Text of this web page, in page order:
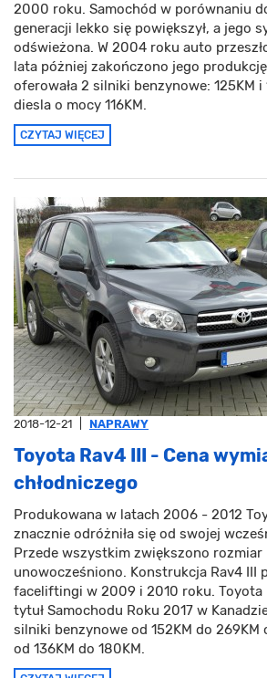
2000 roku. Samochód w porównaniu
generacji lekko się powiększył, a jego
odświeżona. W 2004 roku auto
lata póżniej zakończono jego
oferowała 2 silniki benzynowe: 125KM i
diesla o mocy 116KM.
CZYTAJ WIĘCEJ
2018-12-21 NAPRAWY
Toyota Rav4 III - Cena
chłodniczego
Produkowana w latach 2006 - 2012
znacznie odróżniła się od swojej
Przede wszystkim zwiększono
unowocześniono. Konstrukcja Rav4 III
faceliftingi w 2009 i 2010 roku. Toyota
tytuł Samochodu Roku 2017 w
silniki benzynowe od 152KM do
od 136KM do 180KM.